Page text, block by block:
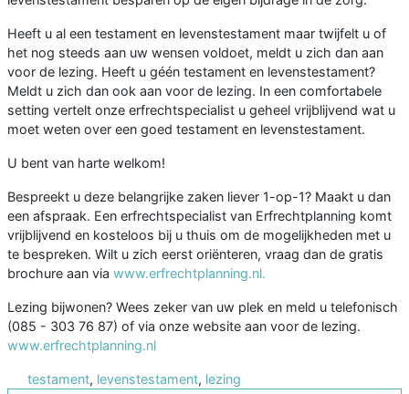
Heeft u al een testament en levenstestament maar twijfelt u of
het nog steeds aan uw wensen voldoet, meldt u zich dan aan
voor de lezing. Heeft u géén testament en levenstestament?
Meldt u zich dan ook aan voor de lezing. In een comfortabele
setting vertelt onze erfrechtspecialist u geheel vrijblijvend wat u
moet weten over een goed testament en levenstestament.
U bent van harte welkom!
Bespreekt u deze belangrijke zaken liever 1-op-1? Maakt u dan
een afspraak. Een erfrechtspecialist van Erfrechtplanning komt
vrijblijvend en kosteloos bij u thuis om de mogelijkheden met u
te bespreken. Wilt u zich eerst oriënteren, vraag dan de gratis
brochure aan via www.erfrechtplanning.nl.
Lezing bijwonen? Wees zeker van uw plek en meld u telefonisch
(085 - 303 76 87) of via onze website aan voor de lezing.
www.erfrechtplanning.nl
testament, levenstestament, lezing